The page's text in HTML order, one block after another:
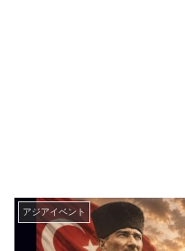
アジアイベント